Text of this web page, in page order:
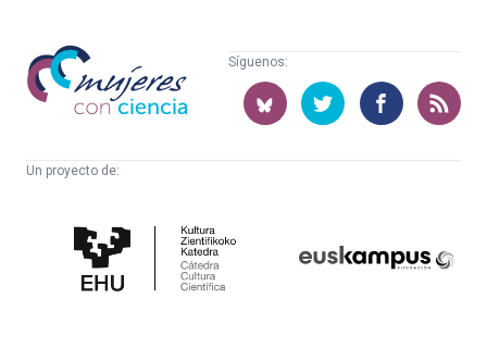
Mujeres
con
ciencia
Síguenos:
Un proyecto de:
Cultura
Científica